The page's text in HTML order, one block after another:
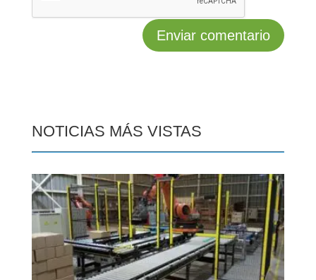
NOTICIAS MÁS VISTAS